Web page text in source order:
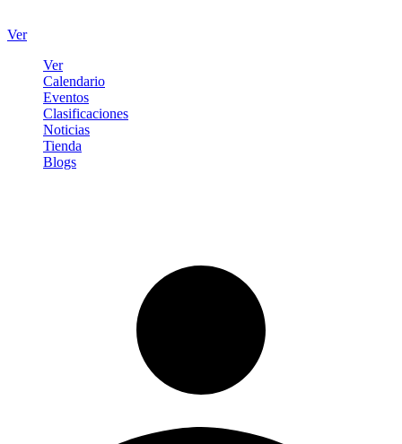
Ver
Ver
Calendario
Eventos
Clasificaciones
Noticias
Tienda
Blogs